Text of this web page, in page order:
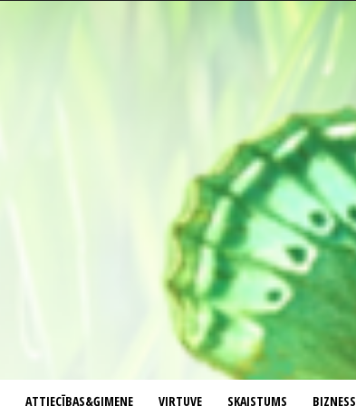
ATTIECĪBAS&ĢIMENE VIRTUVE SKAISTUMS BIZNESS